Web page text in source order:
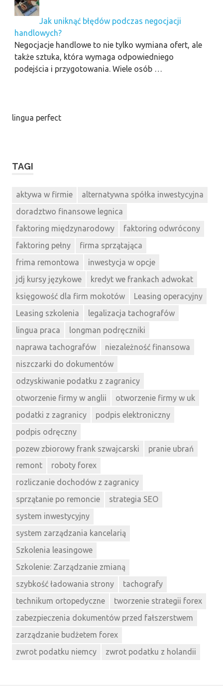
Jak uniknąć błędów podczas negocjacji
handlowych?
Negocjacje handlowe to nie tylko wymiana ofert, ale
także sztuka, która wymaga odpowiedniego
podejścia i przygotowania. Wiele osób …
lingua perfect
TAGI
aktywa w firmie
alternatywna spółka inwestycyjna
doradztwo finansowe legnica
faktoring międzynarodowy
faktoring odwrócony
faktoring pełny
firma sprzątająca
frima remontowa
inwestycja w opcje
jdj kursy językowe
kredyt we frankach adwokat
księgowość dla firm mokotów
Leasing operacyjny
Leasing szkolenia
legalizacja tachografów
lingua praca
longman podręczniki
naprawa tachografów
niezależność finansowa
niszczarki do dokumentów
odzyskiwanie podatku z zagranicy
otworzenie firmy w anglii
otworzenie firmy w uk
podatki z zagranicy
podpis elektroniczny
podpis odręczny
pozew zbiorowy frank szwajcarski
pranie ubrań
remont
roboty forex
rozliczanie dochodów z zagranicy
sprzątanie po remoncie
strategia SEO
system inwestycyjny
system zarządzania kancelarią
Szkolenia leasingowe
Szkolenie: Zarządzanie zmianą
szybkość ładowania strony
tachografy
technikum ortopedyczne
tworzenie strategii forex
zabezpieczenia dokumentów przed fałszerstwem
zarządzanie budżetem forex
zwrot podatku niemcy
zwrot podatku z holandii